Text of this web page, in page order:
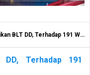
DD, Terhadap 191 Warganya
DD, Terhadap 191